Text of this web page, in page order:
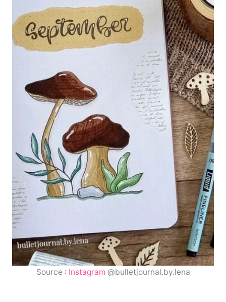
Source : Instagram@bulletjournal.by.lena